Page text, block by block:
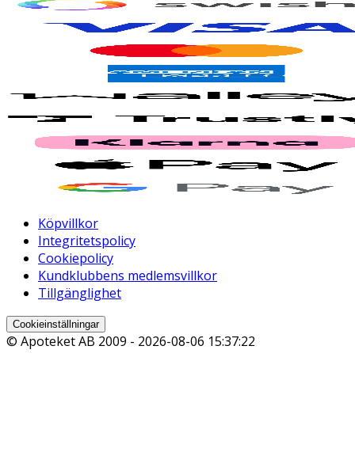
Köpvillkor
Integritetspolicy
Cookiepolicy
Kundklubbens medlemsvillkor
Tillgänglighet
Cookieinställningar
© Apoteket AB 2009 - 2026-08-06 15:37:22